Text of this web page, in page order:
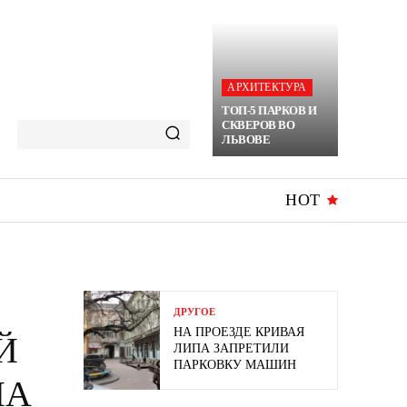
АРХИТЕКТУРА
ТОП-5 ПАРКОВ И
СКВЕРОВ ВО
ЛЬВОВЕ
HOT
ДРУГОЕ
НА ПРОЕЗДЕ КРИВАЯ
ЛИПА ЗАПРЕТИЛИ
ПАРКОВКУ МАШИН